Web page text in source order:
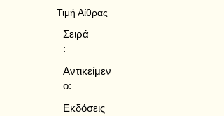
Τιμή Αίθρας
Σειρά
:
Αντικείμεν
ο:
Εκδόσεις